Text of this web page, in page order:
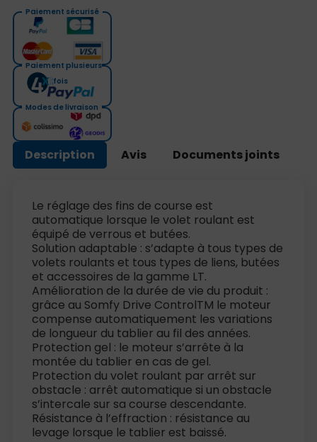
Paiement sécurisé
Paiement plusieurs
fois
Modes de livraison
Description Avis Documents joints
Le réglage des fins de course est
automatique lorsque le volet roulant est
équipé de verrous et butées.
Solution adaptable : s’adapte à tous types de
volets roulants et tous types de liens, butées
et accessoires de la gamme LT.
Amélioration de la durée de vie du produit :
grâce au Somfy Drive ControlTM le moteur
compense automatiquement les variations
de longueur du tablier au fil des années.
Protection gel : le moteur s’arrête à la
montée du tablier en cas de gel.
Protection du volet roulant par arrêt sur
obstacle : arrêt automatique si un obstacle
s’intercale sur sa course descendante.
Résistance à l’effraction : résistance au
levage lorsque le tablier est baissé.